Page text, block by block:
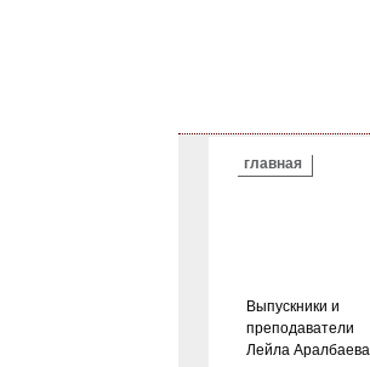
ВЫ ЗДЕСЬ
главная
Выпускники и
преподаватели
Лейла Аралбаева